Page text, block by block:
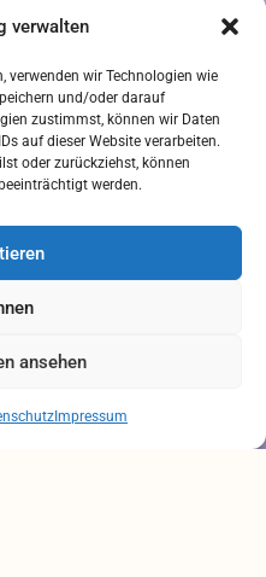
verwalten
verwenden wir Technologien wie
und/oder darauf
zustimmst, können wir Daten
auf dieser Website verarbeiten.
oder zurückziehst, können
werden.
ansehen
Impressum
Sie Hilfe?